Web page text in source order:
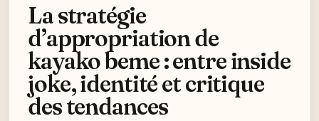
La stratégie
d’appropriation de
kayako beme : entre inside
joke, identité et critique
des tendances